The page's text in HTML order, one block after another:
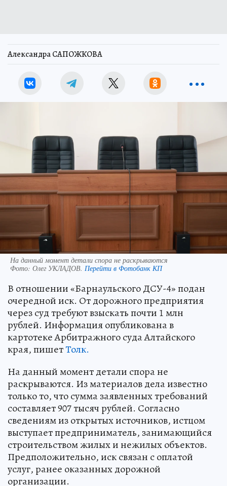
Александра САПОЖКОВА
На данный момент детали спора не раскрываются
Фото: Олег УКЛАДОВ. Перейти в Фотобанк КП
В отношении «Барнаульского ДСУ-4» подан
очередной иск. От дорожного предприятия
через суд требуют взыскать почти 1 млн
рублей. Информация опубликована в
картотеке Арбитражного суда Алтайского
края, пишетТолк.
На данный момент детали спора не
раскрываются. Из материалов дела известно
только то, что сумма заявленных требований
составляет 907 тысяч рублей. Согласно
сведениям из открытых источников, истцом
выступает предприниматель, занимающийся
строительством жилых и нежилых объектов.
Предположительно, иск связан с оплатой
услуг, ранее оказанных дорожной
организации.